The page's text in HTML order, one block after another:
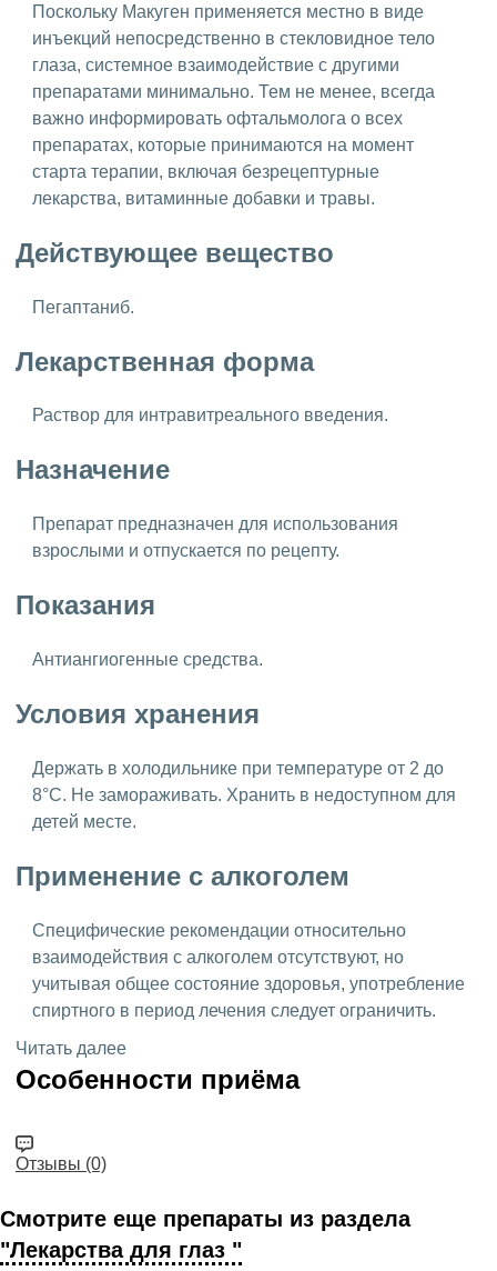
Поскольку Макуген применяется местно в виде
инъекций непосредственно в стекловидное тело
глаза, системное взаимодействие с другими
препаратами минимально. Тем не менее, всегда
важно информировать офтальмолога о всех
препаратах, которые принимаются на момент
старта терапии, включая безрецептурные
лекарства, витаминные добавки и травы.
Действующее вещество
Пегаптаниб.
Лекарственная форма
Раствор для интравитреального введения.
Назначение
Препарат предназначен для использования
взрослыми и отпускается по рецепту.
Показания
Антиангиогенные средства.
Условия хранения
Держать в холодильнике при температуре от 2 до
8°C. Не замораживать. Хранить в недоступном для
детей месте.
Применение с алкоголем
Специфические рекомендации относительно
взаимодействия с алкоголем отсутствуют, но
учитывая общее состояние здоровья, употребление
спиртного в период лечения следует ограничить.
Читать далее
Особенности приёма
Отзывы (0)
Смотрите еще препараты из раздела
"Лекарства для глаз "